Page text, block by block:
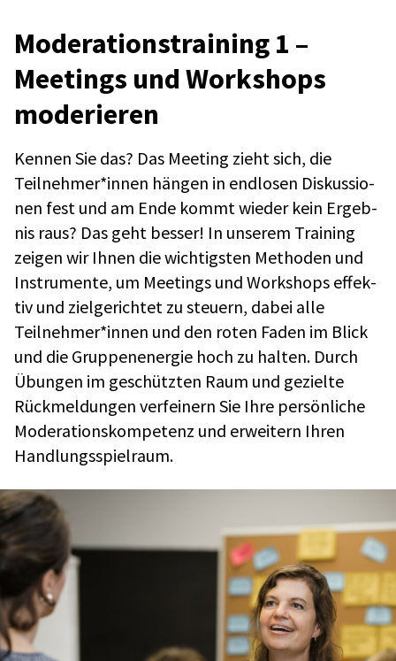
Mode­ra­ti­ons­trai­ning 1 –
Meetings und Work­shops
mode­rie­ren
Kennen Sie das? Das Meeting zieht sich, die
Teilnehmer*innen hängen in endlo­sen Diskus­sio­
nen fest und am Ende kommt wieder kein Ergeb­
nis raus? Das geht besser! In unse­rem Trai­ning
zeigen wir Ihnen die wich­tigs­ten Metho­den und
Instru­mente, um Meetings und Work­shops effek­
tiv und ziel­ge­rich­tet zu steu­ern, dabei alle
Teilnehmer*innen und den roten Faden im Blick
und die Grup­pen­en­er­gie hoch zu halten. Durch
Übun­gen im geschütz­ten Raum und gezielte
Rück­mel­dun­gen verfei­nern Sie Ihre persön­li­che
Mode­ra­ti­ons­kom­pe­tenz und erwei­tern Ihren
Hand­lungs­spiel­raum.